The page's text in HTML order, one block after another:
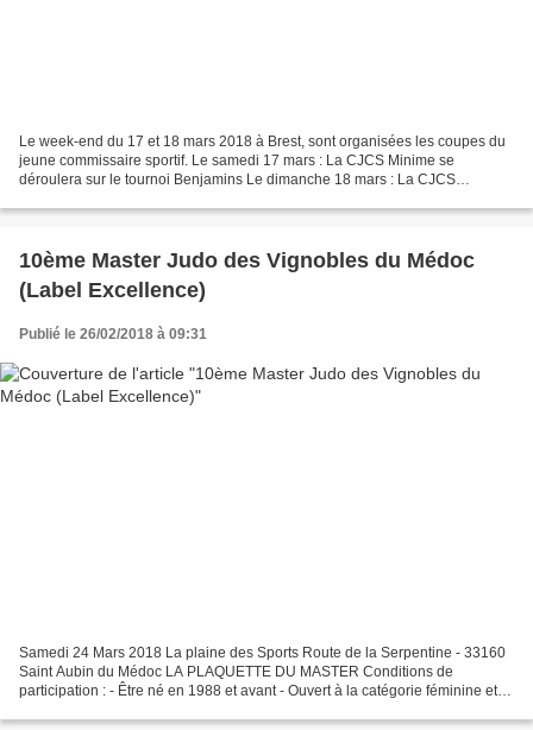
Le week-end du 17 et 18 mars 2018 à Brest, sont organisées les coupes du
jeune commissaire sportif. Le samedi 17 mars : La CJCS Minime se
déroulera sur le tournoi Benjamins Le dimanche 18 mars : La CJCS
10ème Master Judo des Vignobles du Médoc
(Label Excellence)
Publié le 26/02/2018 à 09:31
Samedi 24 Mars 2018 La plaine des Sports Route de la Serpentine - 33160
Saint Aubin du Médoc LA PLAQUETTE DU MASTER Conditions de
participation : - Être né en 1988 et avant - Ouvert à la catégorie féminine et